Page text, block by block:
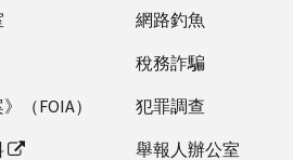
（FOIA）
網路釣魚
稅務詐騙
犯罪調查
舉報人辦公室